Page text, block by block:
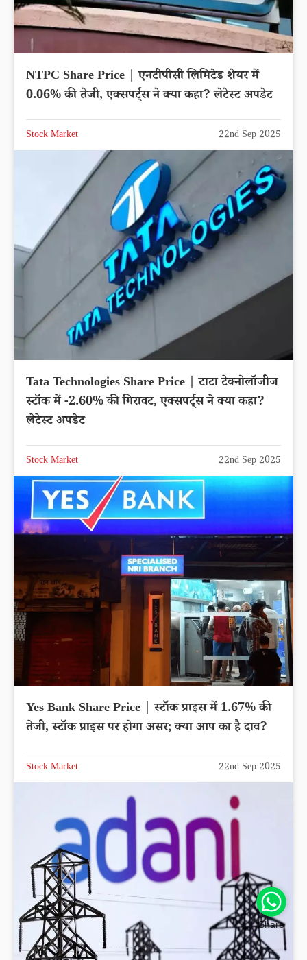
NTPC Share Price | एनटीपीसी लिमिटेड शेयर में
0.06% की तेजी, एक्सपर्ट्स ने क्या कहा? लेटेस्ट अपडेट
Stock Market 22nd Sep 2025
Tata Technologies Share Price | टाटा टेक्नोलॉजीज
स्टॉक में -2.60% की गिरावट, एक्सपर्ट्स ने क्या कहा?
लेटेस्ट अपडेट
Stock Market 22nd Sep 2025
Yes Bank Share Price | स्टॉक प्राइस में 1.67% की
तेजी, स्टॉक प्राइस पर होगा असर; क्या आप का है दाव?
Stock Market 22nd Sep 2025
Share